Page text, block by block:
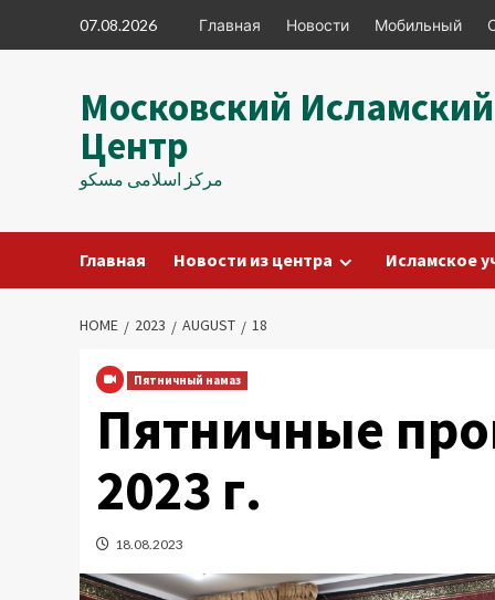
07.08.2026 Главная Новости Мобильный
Московский Исламский
Центр
مرکز اسلامی مسکو
Главная Новости из центра Исламское
HOME 2023 AUGUST 18
Пятничный намаз
Пятничные
2023 г.
18.08.2023